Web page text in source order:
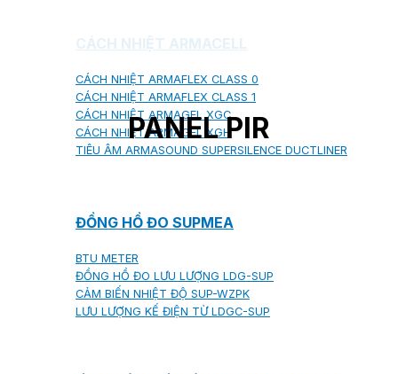
CÁCH NHIỆT ARMACELL
CÁCH NHIỆT ARMAFLEX CLASS 0
CÁCH NHIỆT ARMAFLEX CLASS 1
CÁCH NHIỆT ARMAGEL XGC
CÁCH NHIỆT ARMAGEL XGH
TIÊU ÂM ARMASOUND SUPERSILENCE DUCTLINER
ĐỒNG HỒ ĐO SUPMEA
BTU METER
ĐỒNG HỒ ĐO LƯU LƯỢNG LDG-SUP
CẢM BIẾN NHIỆT ĐỘ SUP-WZPK
LƯU LƯỢNG KẾ ĐIỆN TỪ LDGC-SUP
PANEL PIR